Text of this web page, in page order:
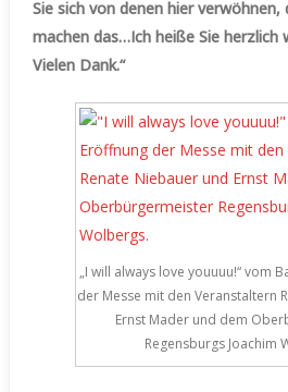
Sie sich von denen hier
machen das…Ich heiße Sie herzlich
Vielen Dank.“
„I will always love youuuu!“ vom
der Messe mit den Veranstaltern
Ernst Mader und dem
Regensburgs Joachim